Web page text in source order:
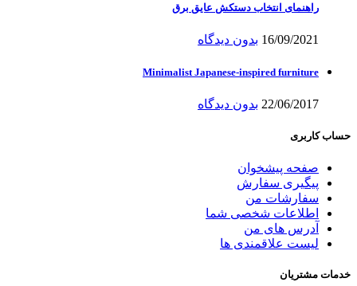
راهنمای انتخاب دستکش عایق برق
16/09/2021 بدون دیدگاه
Minimalist Japanese-inspired furniture
22/06/2017 بدون دیدگاه
حساب کاربری
صفحه پیشخوان
پیگیری سفارش
سفارشات من
اطلاعات شخصی شما
آدرس های من
لیست علاقمندی ها
خدمات مشتریان